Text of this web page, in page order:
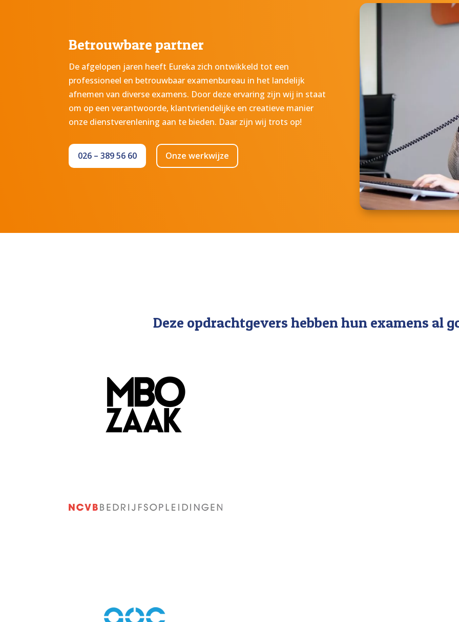
to paper.
Betrouwbare partner
De afgelopen jaren heeft Eureka zich ontwikkeld tot een
professioneel en betrouwbaar examenbureau in het landelijk
afnemen van diverse examens. Door deze ervaring zijn wij in staat
om op een verantwoorde, klantvriendelijke en creatieve manier
onze dienstverenlening aan te bieden. Daar zijn wij trots op!
026 – 389 56 60 Onze werkwijze
Deze opdrachtgevers hebben hun examens al